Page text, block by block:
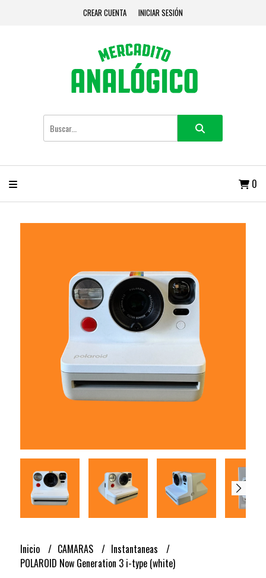
CREAR CUENTA INICIAR SESIÓN
0
Inicio CAMARAS
Instantaneas
POLAROID Now Generation 3 i-type (white)